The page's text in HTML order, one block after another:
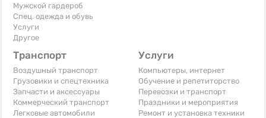
Мужской гардероб
Спец. одежда и обувь
Услуги
Другое
Транспорт
Воздушный транспорт
Грузовики и спецтехника
Запчасти и аксессуары
Коммерческий транспорт
Легковые автомобили
Услуги
Компьютеры, интернет
Обучение и репетиторство
Перевозки и транспорт
Праздники и мероприятия
Ремонт и установка техники